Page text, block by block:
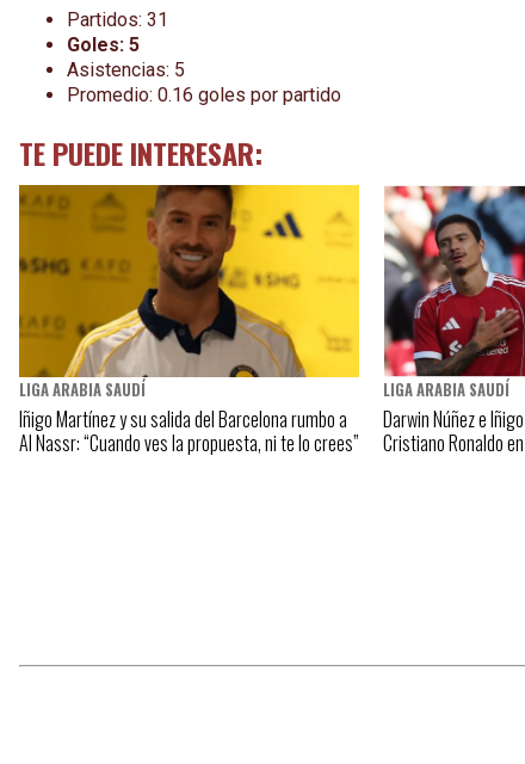
Partidos: 31
Goles: 5
Asistencias: 5
Promedio: 0.16 goles por partido
TE PUEDE INTERESAR:
LIGA ARABIA SAUDÍ
Iñigo Martínez y su salida del Barcelona rumbo a
Al Nassr: “Cuando ves la propuesta, ni te lo crees”
LIGA ARABIA SAUDÍ
Darwin Núñez e
Cristiano Ronaldo